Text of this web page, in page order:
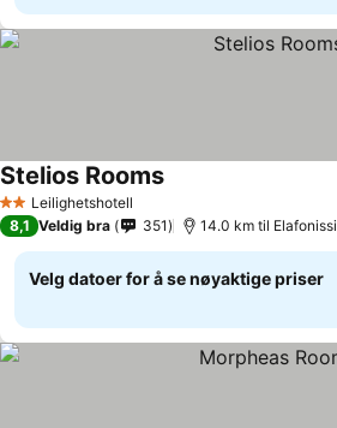
2 StjernerLeilighetshotell
Stelios Rooms
8,1 Veldig bra 351 14.0 km til Elafonissi
Velg datoer for å se nøyaktige priser